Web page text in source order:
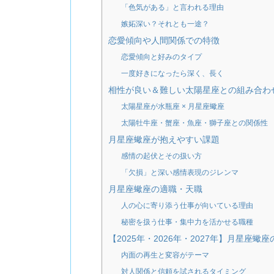
「色気がある」と言われる理由
嫉妬深い？それとも一途？
恋愛傾向や人間関係での特徴
恋愛傾向と好みのタイプ
一度好きになったら深く、長く
相性が良い＆難しい太陽星座との組み合わ
太陽星座が水瓶座 × 月星座蠍座
太陽牡牛座・蟹座・魚座・獅子座との関係性
月星座蠍座が抱えやすい課題
感情の起伏とその扱い方
「欠損」と深い感情表現のジレンマ
月星座蠍座の適職・天職
人の心に寄り添う仕事が向いている理由
秘密を扱う仕事・集中力を活かせる職種
【2025年・2026年・2027年】月星座蠍座
内面の再生と変容がテーマ
対人関係と信頼を試されるタイミング